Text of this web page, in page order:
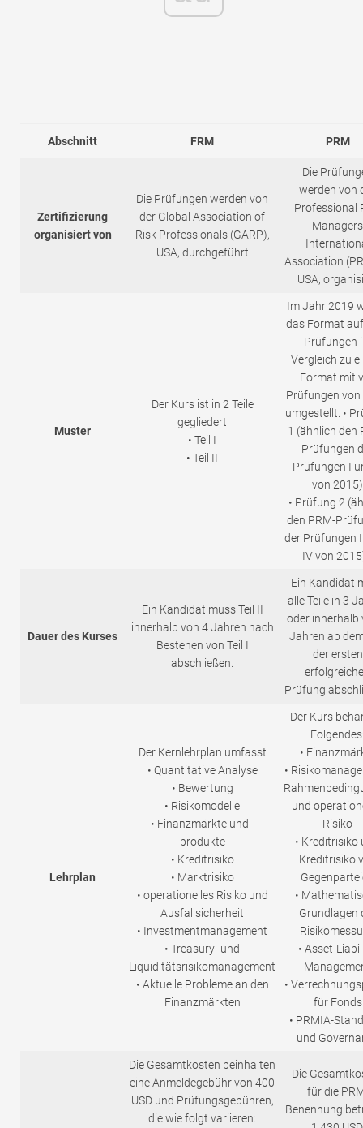
Abschnitt FRM PRM
Zertifizierung
organisiert von
Die Prüfungen werden von
der Global Association of
Risk Professionals (GARP),
USA, durchgeführt
Die
werden von
Professional
Managers
Association
USA,
Muster
Der Kurs ist in 2 Teile
gegliedert
• Teil I
• Teil II
Im Jahr 2019
das Format
Prüfungen
Vergleich zu
Format mit
Prüfungen
umgestellt. •
1 (ähnlich den
Prüfungen
Prüfungen I
von 2015)
• Prüfung 2
den PRM-
der Prüfungen
IV von
Dauer des Kurses
Ein Kandidat muss Teil II
innerhalb von 4 Jahren nach
Bestehen von Teil I
abschließen.
Ein Kandidat
alle Teile in 3
oder innerhalb
Jahren ab
der ersten
Prüfung
Lehrplan
Der Kernlehrplan umfasst
• Quantitative Analyse
• Bewertung
• Risikomodelle
• Finanzmärkte und -
produkte
• Kreditrisiko
• Marktrisiko
• operationelles Risiko und
Ausfallsicherheit
• Investmentmanagement
• Treasury- und
Liquiditätsrisikomanagement
• Aktuelle Probleme an den
Finanzmärkten
Der Kurs
•
•
und
Risiko
• Kreditrisiko
Kreditrisiko
•
Grundlagen
• Asset-
•
für Fonds
• PRMIA-
und
Die Gesamtkosten beinhalten
eine Anmeldegebühr von 400
USD und Prüfungsgebühren,
die wie folgt variieren:
Die
für die
Benennung